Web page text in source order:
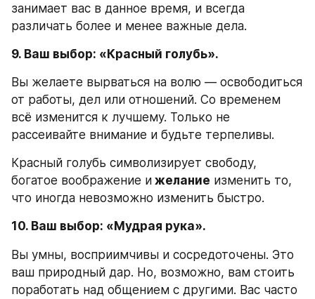
занимает вас в данное время, и всегда
различать более и менее важные дела.
9. Ваш выбор: «Красный голубь».
Вы желаете вырваться на волю — освободиться
от работы, дел или отношений. Со временем
всё изменится к лучшему. Только не
рассеивайте внимание и будьте терпеливы.
Красный голубь символизирует свободу,
богатое воображение и желание изменить то,
что иногда невозможно изменить быстро.
10. Ваш выбор: «Мудрая рука».
Вы умны, восприимчивы и сосредоточены. Это
ваш природный дар. Но, возможно, вам стоить
поработать над общением с другими. Вас часто